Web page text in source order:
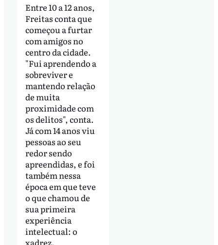
Entre 10 a 12 anos,
Freitas conta que
começou a furtar
com amigos no
centro da cidade.
"Fui aprendendo a
sobreviver e
mantendo relação
de muita
proximidade com
os delitos", conta.
Já com 14 anos viu
pessoas ao seu
redor sendo
apreendidas, e foi
também nessa
época em que teve
o que chamou de
sua primeira
experiência
intelectual: o
xadrez.